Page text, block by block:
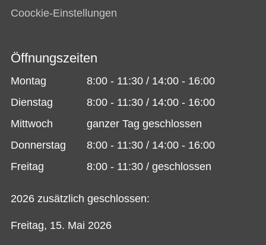
Coockie-Einstellungen
Öffnungszeiten
Montag
8:00 - 11:30 / 14:00 - 16:00
Dienstag
8:00 - 11:30 / 14:00 - 16:00
Mittwoch
ganzer Tag geschlossen
Donnerstag
8:00 - 11:30 / 14:00 - 16:00
Freitag
8:00 - 11:30 / geschlossen
2026 zusätzlich geschlossen:
Freitag, 15. Mai 2026